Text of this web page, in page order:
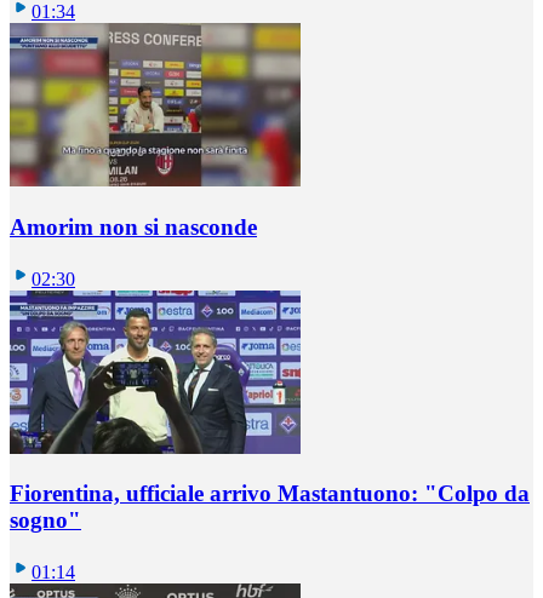
01:34
Amorim non si nasconde
02:30
Fiorentina, ufficiale arrivo Mastantuono: "Colpo da
sogno"
01:14